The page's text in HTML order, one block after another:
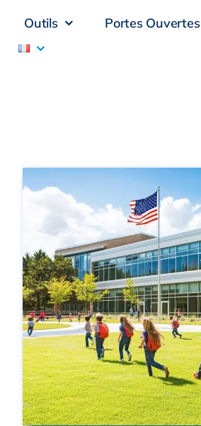
Outils
Portes Ouvertes